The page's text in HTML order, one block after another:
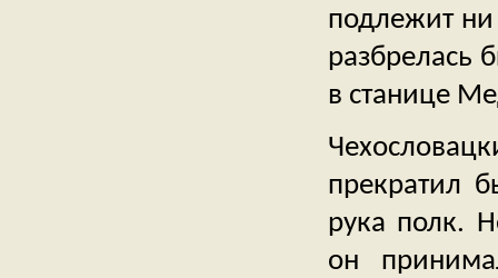
подлежит
разбрелась
в станице
прекратил
рука полк.
он